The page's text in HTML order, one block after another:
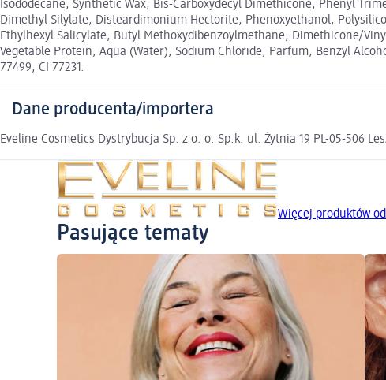
Isododecane, Synthetic Wax, Bis-Carboxydecyl Dimethicone, Phenyl
Dimethyl Silylate, Disteardimonium Hectorite, Phenoxyethanol,
Ethylhexyl Salicylate, Butyl Methoxydibenzoylmethane, Dimethicone/
Vegetable Protein, Aqua (Water), Sodium Chloride, Parfum, Benzyl
77499, CI 77231.
Dane producenta/importera
Eveline Cosmetics Dystrybucja Sp. z o. o. Sp.k. ul. Żytnia 19 PL-05-506
Więcej produktów od
Pasujące tematy